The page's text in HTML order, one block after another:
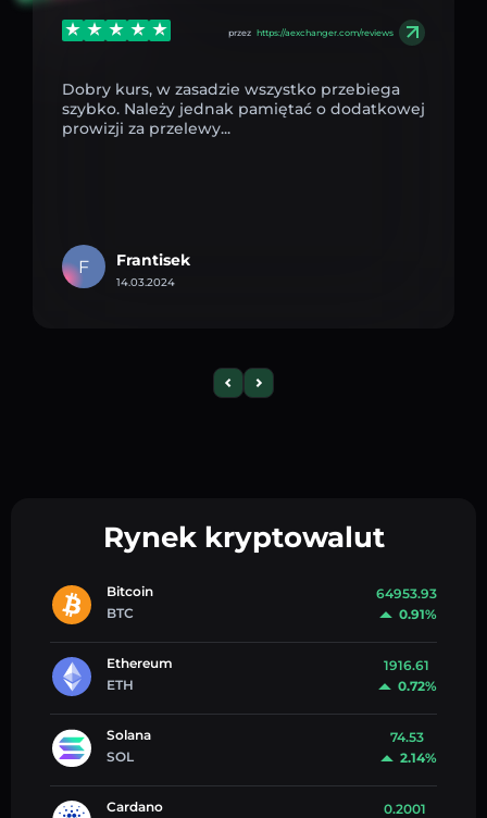
przez https://aexchanger.com/reviews
Dobry kurs, w zasadzie wszystko przebiega
szybko. Należy jednak pamiętać o dodatkowej
prowizji za przelewy...
F Frantisek
14.03.2024
Rynek kryptowalut
Bitcoin
BTC
64953.93
0.91%
Ethereum
ETH
1916.61
0.72%
Solana
SOL
74.53
2.14%
Cardano
0.2001